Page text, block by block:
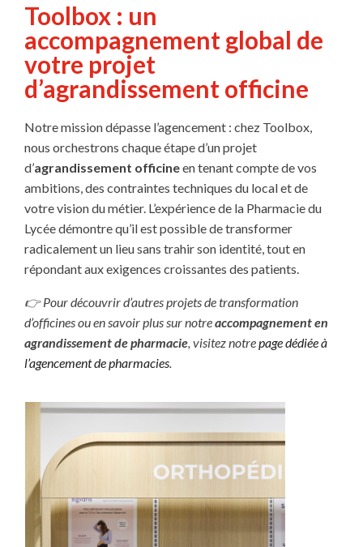
Toolbox : un
accompagnement global de
votre projet
d’agrandissement officine
Notre mission dépasse l’agencement : chez Toolbox,
nous orchestrons chaque étape d’un projet
d’agrandissement officineen tenant compte de vos
ambitions, des contraintes techniques du local et de
votre vision du métier. L’expérience de la Pharmacie du
Lycée démontre qu’il est possible de transformer
radicalement un lieu sans trahir son identité, tout en
répondant aux exigences croissantes des patients.
👉 Pour découvrir d’autres projets de transformation
d’officines ou en savoir plus sur notreaccompagnement en
agrandissement de pharmacie, visitez notrepage dédiée à
l’agencement de pharmacies.